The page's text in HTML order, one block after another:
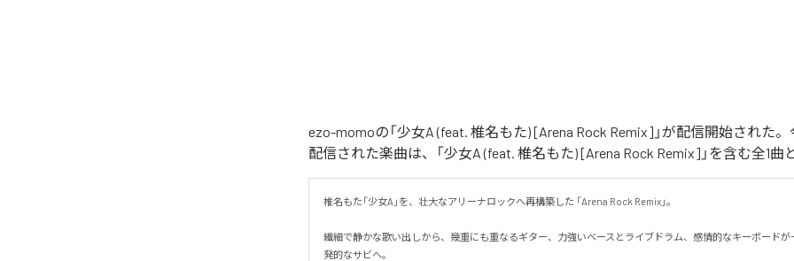
ezo-momoの「少女A (feat. 椎名もた) [Arena Rock Remix]」が配信開始された
配信された楽曲は、「少女A (feat. 椎名もた) [Arena Rock Remix]」を含む全1曲
椎名もた「少女A」を、壮大なアリーナロックへ再構築した 「Arena Rock Remix」。
繊細で静かな歌い出しから、幾重にも重なるギター、力強いベースとライブドラム、感情的なキーボードが
発的なサビへ。